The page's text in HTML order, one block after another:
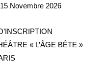
Novembre 2026
« L’ÂGE BÊTE »